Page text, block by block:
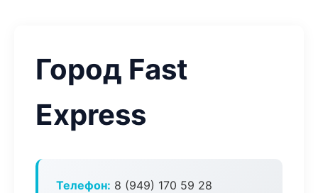
Город Fast
Express
Телефон: 8 (949) 170 59 28